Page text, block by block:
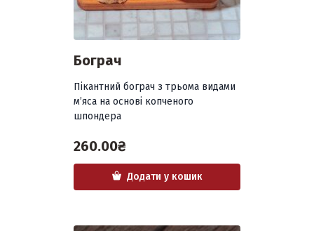
Бограч
Пікантний бограч з трьома видами
м’яса на основі копченого
шпондера
260.00₴
Додати у кошик